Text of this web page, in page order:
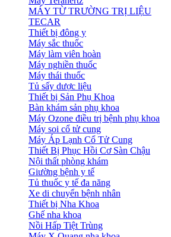
MÁY TỪ TRƯỜNG TRỊ LIỆU
TECAR
Thiết bị đông y
Máy sắc thuốc
Máy làm viên hoàn
Máy nghiền thuốc
Máy thái thuốc
Tủ sấy dược liệu
Thiết bị Sản Phụ Khoa
Bàn khám sản phụ khoa
Máy Ozone điều trị bệnh phụ khoa
Máy soi cổ tử cung
Máy Áp Lạnh Cổ Tử Cung
Thiết Bị Phục Hồi Cơ Sàn Chậu
Nội thất phòng khám
Giường bệnh y tế
Tủ thuốc y tế đa năng
Xe di chuyển bệnh nhân
Thiết bị Nha Khoa
Ghế nha khoa
Nồi Hấp Tiệt Trùng